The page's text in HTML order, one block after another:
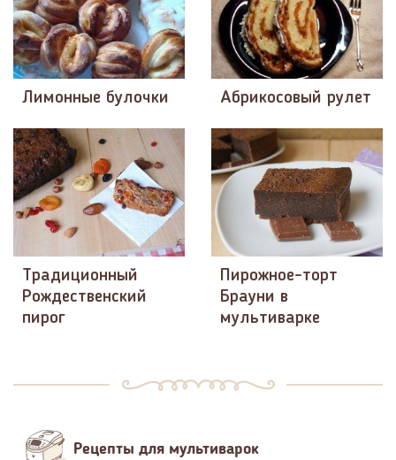
Лимонные булочки Абрикосовый рулет
Традиционный
Рождественский
пирог
Пирожное-торт
Брауни в
мультиварке
Рецепты для мультиварок